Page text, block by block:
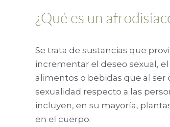
¿Qué es un
Se trata de sustancias que
incrementar el deseo sexual,
alimentos o bebidas que al
sexualidad respecto a las
incluyen, en su mayoría,
en el cuerpo.